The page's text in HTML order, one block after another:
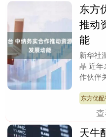
东方
推动
能
新华社
晶 近年
作伙伴
纳务实
东方优配
天牛